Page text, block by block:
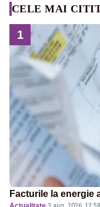
CELE MAI
1
Facturile la energie